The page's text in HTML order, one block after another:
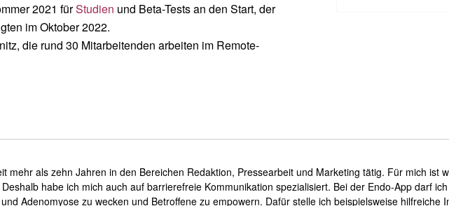
2021 fürStudien und Beta-Tests an den Start, der
im Oktober 2022.
die rund 30 Mitarbeitenden arbeiten im Remote-
mehr als zehn Jahren in den Bereichen Redaktion, Pressearbeit und Marketing tätig. Für mich ist
habe ich mich auch auf barrierefreie Kommunikation spezialisiert. Bei der Endo-App darf
Adenomyose zu wecken und Betroffene zu empowern. Dafür stelle ich beispielsweise hilfreiche